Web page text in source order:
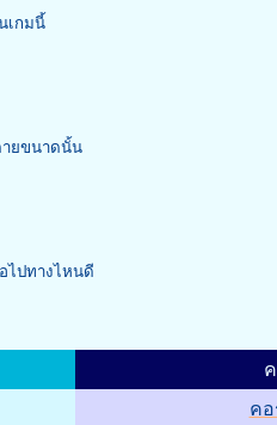
เกมนี้
ายขนาดนั้น
ไปทางไหนดี
คอ